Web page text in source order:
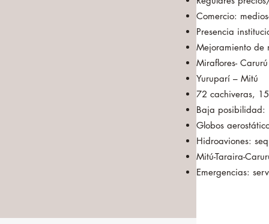
Comercio:
Presencia
Mejoramiento de
Miraflores- Carurú
Yuruparí – Mitú
72 cachiveras,
Baja posibilidad:
Globos
Hidroaviones:
Mitú-Taraira-
Emergencias: